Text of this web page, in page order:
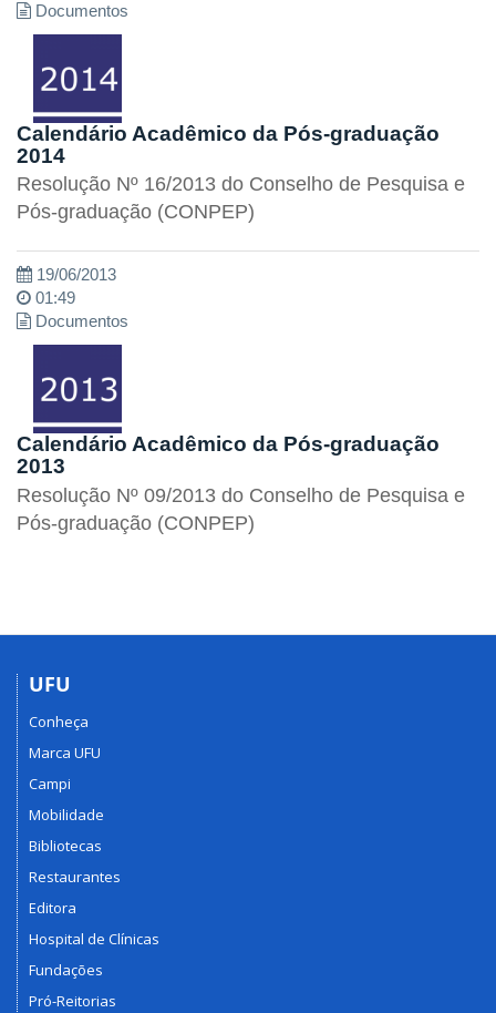
Documentos
Calendário Acadêmico da Pós-graduação
2014
Resolução Nº 16/2013 do Conselho de Pesquisa e
Pós-graduação (CONPEP)
19/06/2013
01:49
Documentos
Calendário Acadêmico da Pós-graduação
2013
Resolução Nº 09/2013 do Conselho de Pesquisa e
Pós-graduação (CONPEP)
UFU
Conheça
Marca UFU
Campi
Mobilidade
Bibliotecas
Restaurantes
Editora
Hospital de Clínicas
Fundações
Pró-Reitorias